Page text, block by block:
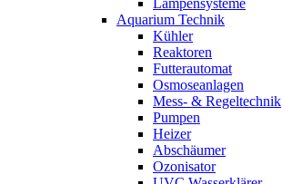
Lampensysteme
Aquarium Technik
Kühler
Reaktoren
Futterautomat
Osmoseanlagen
Mess- & Regeltechnik
Pumpen
Heizer
Abschäumer
Ozonisator